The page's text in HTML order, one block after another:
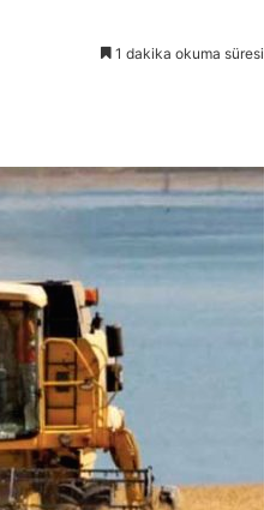
1 dakika okuma süresi